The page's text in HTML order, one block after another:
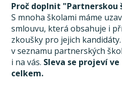
Proč doplnit "Partnerskou
S mnoha školami máme
smlouvu, která obsahuje i
zkoušky pro jejich
v seznamu partnerských
i na vás. Sleva se projeví
celkem.